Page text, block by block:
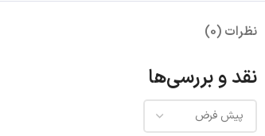
نظرات (0)
نقد و بررسی‌ها